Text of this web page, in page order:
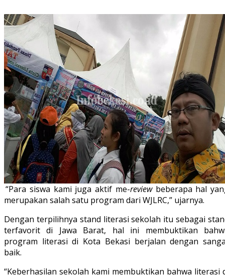
“Para siswa kami juga aktif me-reviewbeberapa hal
merupakan salah satu program dari WJLRC,” ujarnya.
Dengan terpilihnya stand literasi sekolah itu sebagai
terfavorit di Jawa Barat, hal ini membuktikan
program literasi di Kota Bekasi berjalan dengan
baik.
“Keberhasilan sekolah kami membuktikan bahwa literasi